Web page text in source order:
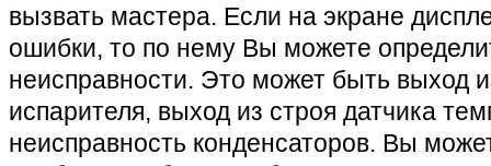
вызвать мастера. Если на экране
ошибки, то по нему Вы можете
неисправности. Это может быть выход
испарителя, выход из строя датчика
неисправность конденсаторов. Вы